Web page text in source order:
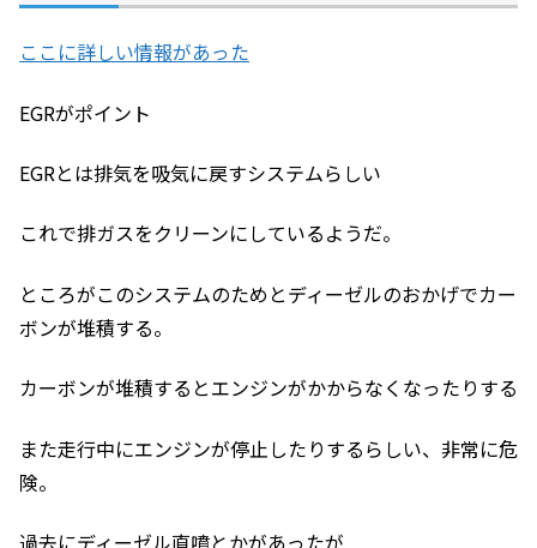
ここに詳しい情報があった
EGRがポイント
EGRとは排気を吸気に戻すシステムらしい
これで排ガスをクリーンにしているようだ。
ところがこのシステムのためとディーゼルのおかげでカー
ボンが堆積する。
カーボンが堆積するとエンジンがかからなくなったりする
また走行中にエンジンが停止したりするらしい、非常に危
険。
過去にディーゼル直噴とかがあったが